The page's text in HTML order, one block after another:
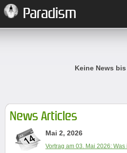
Paradism
Keine News
News Articles
Mai 2, 2026
Vortrag am 03. Mai 2026: Was